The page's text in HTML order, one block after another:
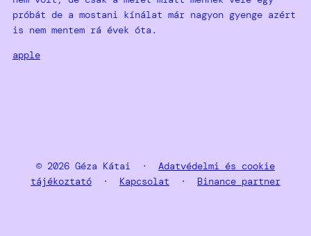
próbát de a mostani kínálat már nagyon gyenge azért
is nem mentem rá évek óta.
apple
© 2026 Géza Kátai · Adatvédelmi és cookie
tájékoztató · Kapcsolat · Binance partner